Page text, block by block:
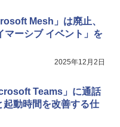
Mesh」は廃止、
マーシブ イベント」を
2025年12月2日
Teams」に通話
起動時間を改善する仕